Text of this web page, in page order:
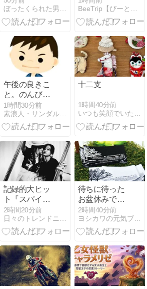
ームをしよ
う」
ぼったくられた男の日常
底レビュー！
予約・料金・
際どれくらい
濡れる？
BeeTrip【びーとりっぷ】
午後の良きこ
と。のんびり
できた。
1時間30分前
素浪人・サンダルニャーゴの日々。
十二支
1時間40分前
記録的大ヒッ
ト『スパイダ
ーマン：ブラ
ンド・ニュ
ー・デイ』が
さ”の深層
2時間20分前
待ちに待った
お盆休みで
す！！
2時間40分前
ヨシカワの元気ブログ！ー社員たちの日常